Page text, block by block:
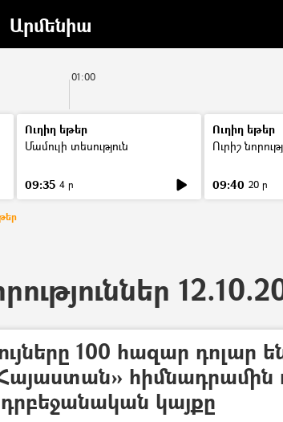
Արմենիա
01:00
Ուղիղ եթեր
Մամուլի տեսություն
09:35 4 ր
Ուղիղ եթեր
Ուրիշ
09:40 20 ր
100 հազար դոլար
հիմնադրամին
կայքը